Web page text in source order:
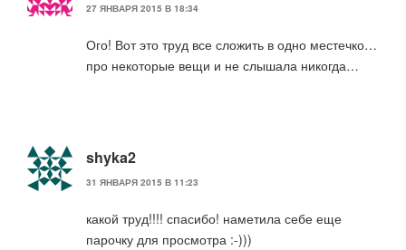
27 ЯНВАРЯ 2015 В 18:34
Ого! Вот это труд все сложить в одно местечко…
про некоторые вещи и не слышала никогда…
shyka2
31 ЯНВАРЯ 2015 В 11:23
какой труд!!!! спасибо! наметила себе еще
парочку для просмотра :-)))